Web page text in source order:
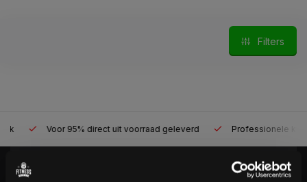
Filters
Voor 95% direct uit voorraad geleverd Professionele
KLANTENSERVICE